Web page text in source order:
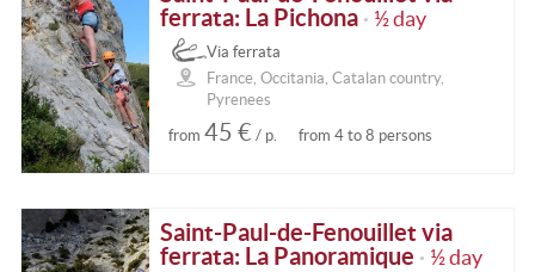
ferrata: La Pichona • ½ day
Via ferrata
France, Occitania, Catalan country,
Pyrenees
from 45 € / p. from 4 to 8 persons
Saint-Paul-de-Fenouillet via
ferrata: La Panoramique
• ½ day